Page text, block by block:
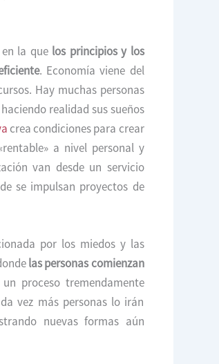
la que los principios y los
. Economía viene del
Hay muchas personas
realidad sus sueños
crea condiciones para crear
a nivel personal y
van desde un servicio
se impulsan proyectos de
por los miedos y las
las personas comienzan
proceso tremendamente
vez más personas lo irán
nuevas formas aún